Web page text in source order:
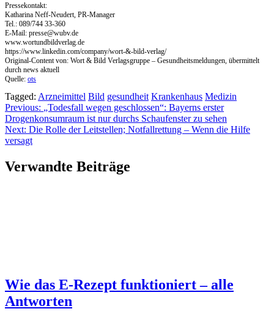
Pressekontakt:
Katharina Neff-Neudert, PR-Manager
Tel.: 089/744 33-360
E-Mail: presse@wubv.de
www.wortundbildverlag.de
https://www.linkedin.com/company/wort-&-bild-verlag/
Original-Content von: Wort & Bild Verlagsgruppe – Gesundheitsmeldungen, übermittelt
durch news aktuell
Quelle: ots
Tagged: Arzneimittel Bild gesundheit Krankenhaus Medizin
Beitragsnavigation
Previous: „Todesfall wegen geschlossen“: Bayerns erster
Drogenkonsumraum ist nur durchs Schaufenster zu sehen
Next: Die Rolle der Leitstellen; Notfallrettung – Wenn die Hilfe
versagt
Verwandte Beiträge
Wie das E-Rezept funktioniert – alle
Antworten